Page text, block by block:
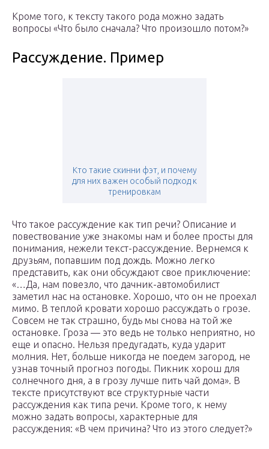
Кроме того, к тексту такого рода можно задать
вопросы «Что было сначала? Что произошло потом?»
Рассуждение. Пример
Кто такие скинни фэт, и почему
для них важен особый подход к
тренировкам
Что такое рассуждение как тип речи? Описание и
повествование уже знакомы нам и более просты для
понимания, нежели текст-рассуждение. Вернемся к
друзьям, попавшим под дождь. Можно легко
представить, как они обсуждают свое приключение:
«…Да, нам повезло, что дачник-автомобилист
заметил нас на остановке. Хорошо, что он не проехал
мимо. В теплой кровати хорошо рассуждать о грозе.
Совсем не так страшно, будь мы снова на той же
остановке. Гроза — это ведь не только неприятно, но
еще и опасно. Нельзя предугадать, куда ударит
молния. Нет, больше никогда не поедем загород, не
узнав точный прогноз погоды. Пикник хорош для
солнечного дня, а в грозу лучше пить чай дома». В
тексте присутствуют все структурные части
рассуждения как типа речи. Кроме того, к нему
можно задать вопросы, характерные для
рассуждения: «В чем причина? Что из этого следует?»